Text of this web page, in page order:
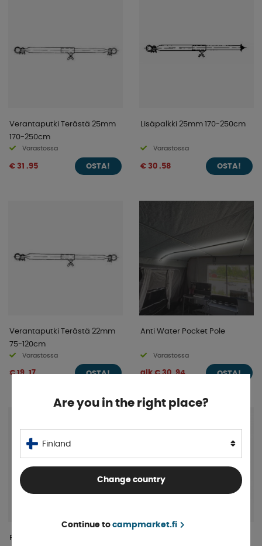
Verantaputki Terästä 25mm
170-250cm
Varastossa
€ 31 .95 OSTA!
Lisäpalkki 25mm 170-250cm
Varastossa
€ 30 .58 OSTA!
Verantaputki Terästä 22mm
75-120cm
Varastossa
€ 19 .17 OSTA!
Anti Water Pocket Pole
Varastossa
alk € 30 .94 OSTA!
ProPlus Rungonkiristin
Are you in the right place?
Finland
Change country
Continue to campmarket.fi